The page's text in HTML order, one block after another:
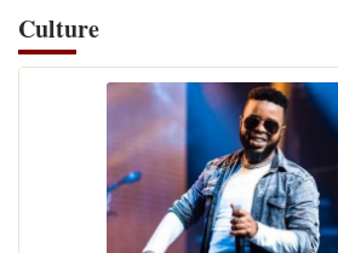
Culture